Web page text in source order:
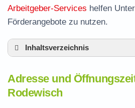
Arbeitgeber-Services helfen
Förderangebote zu nutzen.
Inhaltsverzeichnis
Leistungen der
Rodewisch
Adresse und
Rodewisch